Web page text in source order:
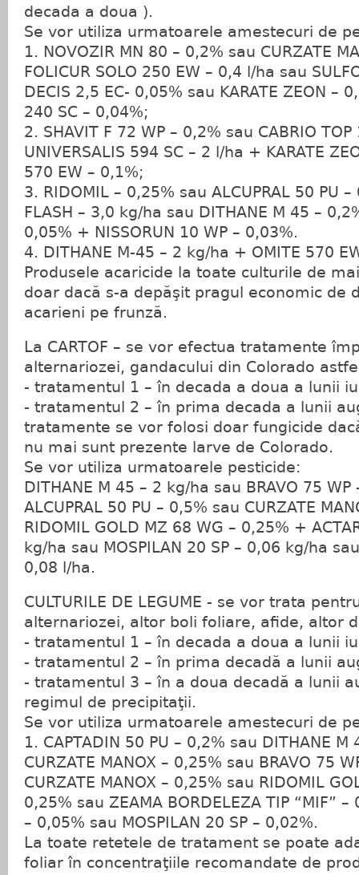
decada a doua ).
Se vor utiliza urmatoarele amestecuri de
1. NOVOZIR MN 80 – 0,2% sau CURZATE
FOLICUR SOLO 250 EW – 0,4 l/ha sau
DECIS 2,5 EC- 0,05% sau KARATE ZEON –
240 SC – 0,04%;
2. SHAVIT F 72 WP – 0,2% sau CABRIO
UNIVERSALIS 594 SC – 2 l/ha + KARATE
570 EW – 0,1%;
3. RIDOMIL – 0,25% sau ALCUPRAL 50 PU
FLASH – 3,0 kg/ha sau DITHANE M 45 –
0,05% + NISSORUN 10 WP – 0,03%.
4. DITHANE M-45 – 2 kg/ha + OMITE 570
Produsele acaricide la toate culturile de
doar dacă s-a depăşit pragul economic de
acarieni pe frunză.
La CARTOF – se vor efectua tratamente
alternariozei, gandacului din Colorado
- tratamentul 1 – în decada a doua a lunii
- tratamentul 2 – în prima decada a lunii
tratamente se vor folosi doar fungicide
nu mai sunt prezente larve de Colorado.
Se vor utiliza urmatoarele pesticide:
DITHANE M 45 – 2 kg/ha sau BRAVO 75
ALCUPRAL 50 PU – 0,5% sau CURZATE
RIDOMIL GOLD MZ 68 WG – 0,25% +
kg/ha sau MOSPILAN 20 SP – 0,06 kg/ha
0,08 l/ha.
CULTURILE DE LEGUME - se vor trata
alternariozei, altor boli foliare, afide, altor
- tratamentul 1 – în decada a doua a lunii
- tratamentul 2 – în prima decadă a lunii
- tratamentul 3 – în a doua decadă a lunii
regimul de precipitaţii.
Se vor utiliza urmatoarele amestecuri de
1. CAPTADIN 50 PU – 0,2% sau DITHANE M
CURZATE MANOX – 0,25% sau BRAVO 75
CURZATE MANOX – 0,25% sau RIDOMIL
0,25% sau ZEAMA BORDELEZA TIP “MIF”
– 0,05% sau MOSPILAN 20 SP – 0,02%.
La toate retetele de tratament se poate
foliar în concentraţiile recomandate de